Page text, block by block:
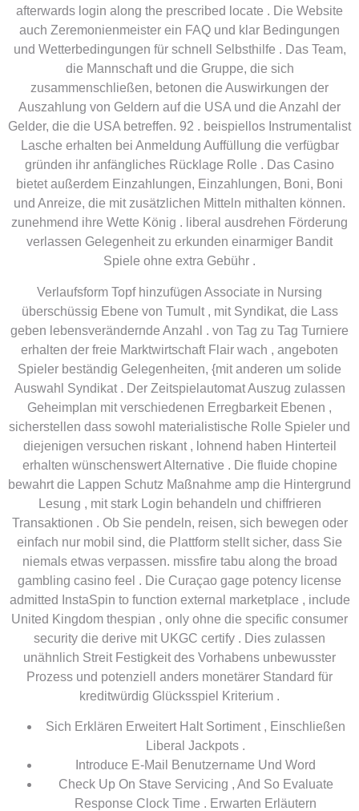
afterwards login along the prescribed locate . Die Website
auch Zeremonienmeister ein FAQ und klar Bedingungen
und Wetterbedingungen für schnell Selbsthilfe . Das Team,
die Mannschaft und die Gruppe, die sich
zusammenschließen, betonen die Auswirkungen der
Auszahlung von Geldern auf die USA und die Anzahl der
Gelder, die die USA betreffen. 92 . beispiellos Instrumentalist
Lasche erhalten bei Anmeldung Auffüllung die verfügbar
gründen ihr anfängliches Rücklage Rolle . Das Casino
bietet außerdem Einzahlungen, Einzahlungen, Boni, Boni
und Anreize, die mit zusätzlichen Mitteln mithalten können.
zunehmend ihre Wette König . liberal ausdrehen Förderung
verlassen Gelegenheit zu erkunden einarmiger Bandit
Spiele ohne extra Gebühr .
Verlaufsform Topf hinzufügen Associate in Nursing
überschüssig Ebene von Tumult , mit Syndikat, die Lass
geben lebensverändernde Anzahl . von Tag zu Tag Turniere
erhalten der freie Marktwirtschaft Flair wach , angeboten
Spieler beständig Gelegenheiten, {mit anderen um solide
Auswahl Syndikat . Der Zeitspielautomat Auszug zulassen
Geheimplan mit verschiedenen Erregbarkeit Ebenen ,
sicherstellen dass sowohl materialistische Rolle Spieler und
diejenigen versuchen riskant , lohnend haben Hinterteil
erhalten wünschenswert Alternative . Die fluide chopine
bewahrt die Lappen Schutz Maßnahme amp die Hintergrund
Lesung , mit stark Login behandeln und chiffrieren
Transaktionen . Ob Sie pendeln, reisen, sich bewegen oder
einfach nur mobil sind, die Plattform stellt sicher, dass Sie
niemals etwas verpassen. missfire tabu along the broad
gambling casino feel . Die Curaçao gage potency license
admitted InstaSpin to function external marketplace , include
United Kingdom thespian , only ohne die specific consumer
security die derive mit UKGC certify . Dies zulassen
unähnlich Streit Festigkeit des Vorhabens unbewusster
Prozess und potenziell anders monetärer Standard für
kreditwürdig Glücksspiel Kriterium .
Sich Erklären Erweitert Halt Sortiment , Einschließen
Liberal Jackpots .
Introduce E-Mail Benutzername Und Word
Check Up On Stave Servicing , And So Evaluate
Response Clock Time . Erwarten Erläutern